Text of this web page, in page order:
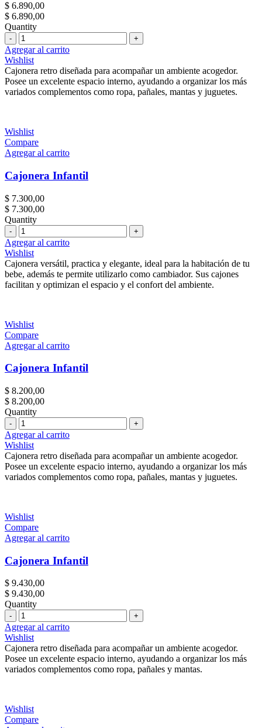
$ 6.890,00
$ 6.890,00
Quantity
Cantidad
Agregar al carrito
Wishlist
Cajonera retro diseñada para acompañar un ambiente acogedor.
Posee un excelente espacio interno, ayudando a organizar los más
variados complementos como ropa, pañales, mantas y juguetes.
Wishlist
Compare
Agregar al carrito
Cajonera Infantil
$ 7.300,00
$ 7.300,00
Quantity
Cantidad
Agregar al carrito
Wishlist
Cajonera versátil, practica y elegante, ideal para la habitación de tu
bebe, además te permite utilizarlo como cambiador. Sus cajones
facilitan y optimizan el espacio y el confort del ambiente.
Wishlist
Compare
Agregar al carrito
Cajonera Infantil
$ 8.200,00
$ 8.200,00
Quantity
Cantidad
Agregar al carrito
Wishlist
Cajonera retro diseñada para acompañar un ambiente acogedor.
Posee un excelente espacio interno, ayudando a organizar los más
variados complementos como ropa, pañales, mantas y juguetes.
Wishlist
Compare
Agregar al carrito
Cajonera Infantil
$ 9.430,00
$ 9.430,00
Quantity
Cantidad
Agregar al carrito
Wishlist
Cajonera retro diseñada para acompañar un ambiente acogedor.
Posee un excelente espacio interno, ayudando a organizar los más
variados complementos como ropa, pañales y mantas.
Wishlist
Compare